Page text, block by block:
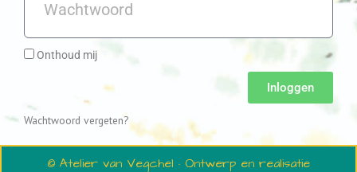
Onthoud mij
Inloggen
Wachtwoord vergeten?
© Atelier van Vegchel · Ontwerp en realisatie